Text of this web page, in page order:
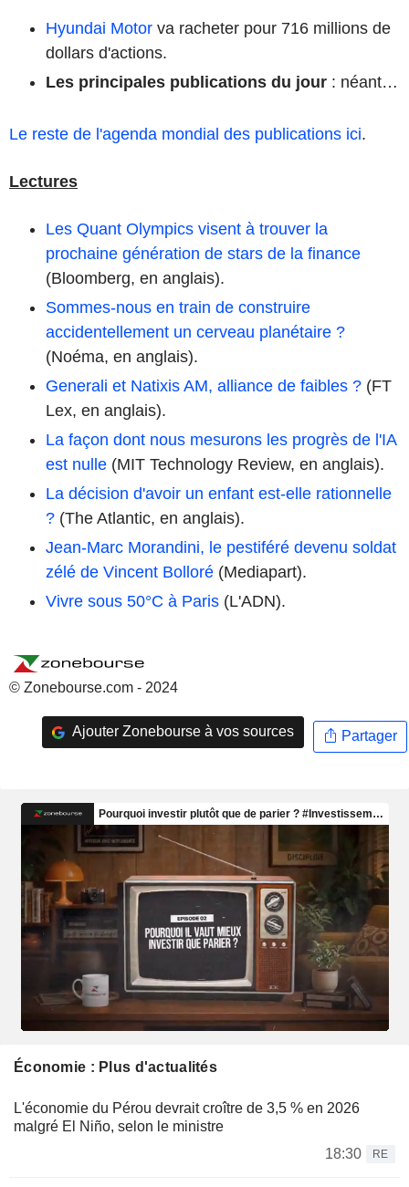
Hyundai Motor va racheter pour 716 millions de
dollars d'actions.
Les principales publications du jour : néant…
Le reste de l'agenda mondial des publications ici.
Lectures
Les Quant Olympics visent à trouver la
prochaine génération de stars de la finance
(Bloomberg, en anglais).
Sommes-nous en train de construire
accidentellement un cerveau planétaire ?
(Noéma, en anglais).
Generali et Natixis AM, alliance de faibles ? (FT
Lex, en anglais).
La façon dont nous mesurons les progrès de l'IA
est nulle (MIT Technology Review, en anglais).
La décision d'avoir un enfant est-elle rationnelle
? (The Atlantic, en anglais).
Jean-Marc Morandini, le pestiféré devenu soldat
zélé de Vincent Bolloré (Mediapart).
Vivre sous 50°C à Paris (L'ADN).
© Zonebourse.com - 2024
Ajouter Zonebourse à vos sources Partager
Économie : Plus d'actualités
L'économie du Pérou devrait croître de 3,5 % en 2026
malgré El Niño, selon le ministre
18:30
RE